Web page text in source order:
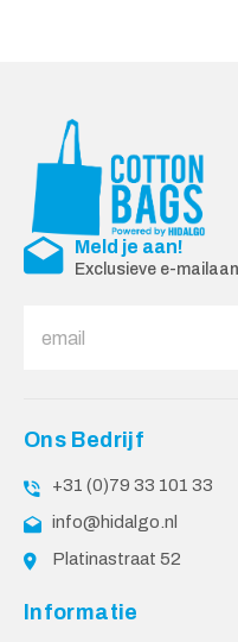
Meld je aan!
Exclusieve e-
Ons Bedrijf
+31 (0)79 33 101 33
info@hidalgo.nl
Platinastraat 52
Informatie